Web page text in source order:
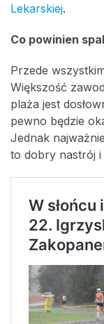
Lekarskiej.
Co powinien
Przede
Większość
plaża jest
pewno będzie
Jednak
to dobry nastrój i